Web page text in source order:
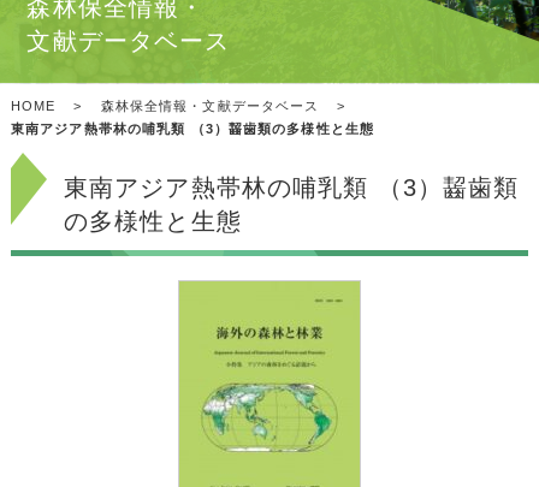
森林保全情報・
文献データベース
HOME > 森林保全情報・文献データベース
>
東南アジア熱帯林の哺乳類 （3）齧歯類の多様性と生態
東南アジア熱帯林の哺乳類 （3）齧歯類
の多様性と生態